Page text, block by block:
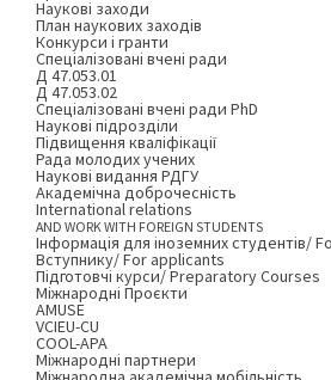
Наукові заходи
План наукових заходів
Конкурси і гранти
Спеціалізовані вчені ради
Д 47.053.01
Д 47.053.02
Спеціалізовані вчені ради PhD
Наукові підрозділи
Підвищення кваліфікації
Рада молодих учених
Наукові видання РДГУ
Академічна доброчесність
International relations
AND WORK WITH FOREIGN STUDENTS
Інформація для іноземних студентів/
Вступнику/ For applicants
Підготовчі курси/ Preparatory Courses
Міжнародні Проєкти
AMUSE
VCIEU-CU
COOL-APA
Міжнародні партнери